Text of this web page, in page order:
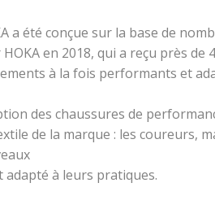
a été conçue sur la base de
en 2018, qui a reçu près de
à la fois performants et
des chaussures de
de la marque : les coureurs,
à leurs pratiques.